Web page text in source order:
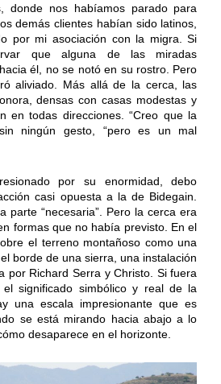
donde nos habíamos parado para
demás clientes habían sido latinos,
por mi asociación con la migra. Si
que alguna de las miradas
él, no se notó en su rostro. Pero
aliviado. Más allá de la cerca, las
densas con casas modestas y
en todas direcciones. “Creo que la
ningún gesto, “pero es un mal
por su enormidad, debo
casi opuesta a la de Bidegain.
parte “necesaria”. Pero la cerca era
formas que no había previsto. En el
el terreno montañoso como una
borde de una sierra, una instalación
por Richard Serra y Christo. Si fuera
significado simbólico y real de la
una escala impresionante que es
se está mirando hacia abajo a lo
desaparece en el horizonte.